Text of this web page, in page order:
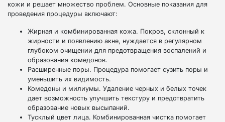
кожи и решает множество проблем. Основные показания для
проведения процедуры включают:
Жирная и комбинированная кожа. Покров, склонный к
жирности и появлению акне, нуждается в регулярном
глубоком очищении для предотвращения воспалений и
образования комедонов.
Расширенные поры. Процедура помогает сузить поры и
уменьшить их видимость.
Комедоны и милиумы. Удаление черных и белых точек
дает возможность улучшить текстуру и предотвратить
образование новых высыпаний.
Тусклый цвет лица. Комбинированная чистка помогает